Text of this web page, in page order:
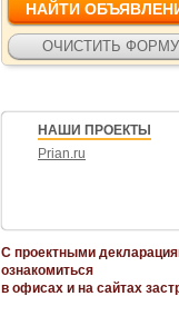
НАШИ ПРОЕКТЫ
Prian.ru
С проектными
ознакомиться
в офисах и на сайтах